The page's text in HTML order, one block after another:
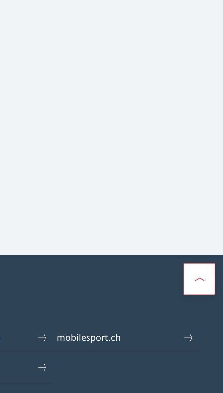
mobilesport.ch